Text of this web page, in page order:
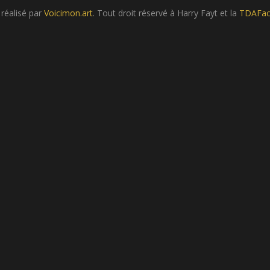
par Voicimon.art. Tout droit réservé à Harry Fayt et la